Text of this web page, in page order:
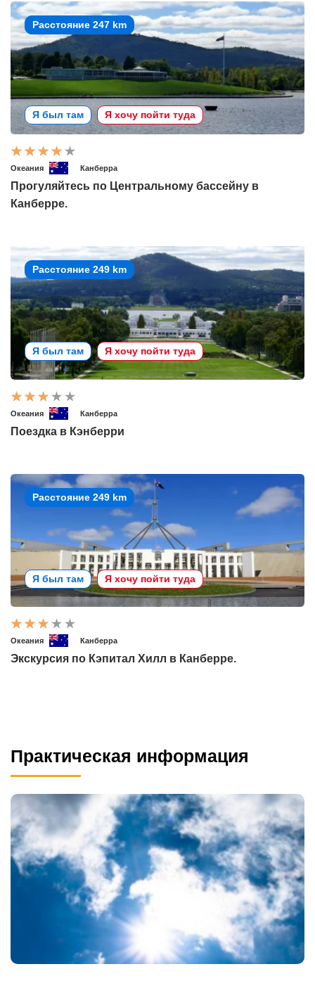
Расстояние 247 km
Я был там Я хочу пойти туда
Океания Канберра
Прогуляйтесь по Центральному бассейну в
Канберре.
Расстояние 249 km
Я был там Я хочу пойти туда
Океания Канберра
Поездка в Кэнберри
Расстояние 249 km
Я был там Я хочу пойти туда
Океания Канберра
Экскурсия по Кэпитал Хилл в Канберре.
Практическая информация